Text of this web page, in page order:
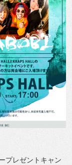
プレゼントキャン